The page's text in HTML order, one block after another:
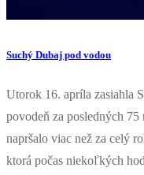
Suchý Dubaj pod vodou
Utorok 16. apríla zasiahla
povodeň za posledných
napršalo viac než za celý
ktorá počas niekoľkých